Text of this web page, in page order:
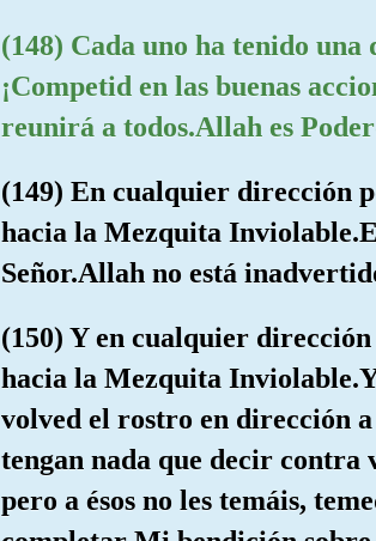
(148) Cada uno ha tenido
¡Competid en las buenas
reunirá a todos.Allah es
(149) En cualquier dirección
hacia la Mezquita
Señor.Allah no está
(150) Y en cualquier
hacia la Mezquita
volved el rostro en dirección
tengan nada que decir contra
pero a ésos no les temáis,